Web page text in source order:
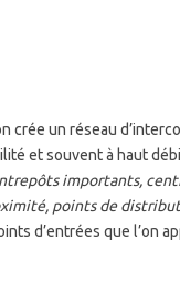
crée un réseau
et souvent à haut
importants,
points de
d’entrées que l’on